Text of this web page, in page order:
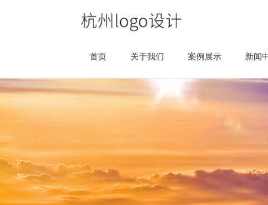
首页 关于我们 案例展示 新闻